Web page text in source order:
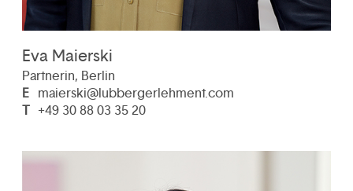
Eva Maierski
Partnerin, Berlin
E maierski@lubbergerlehment.com
T +49 30 88 03 35 20